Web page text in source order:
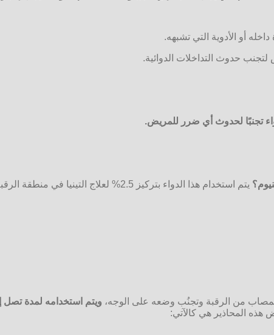
أو الأدوية التي تشبهه.
لتجنب حدوث التداخلات الدوائية.
تجنبًا لحدوث أي ضرر للمريض.
يتم استخدام هذا الدواء بتركيز 2.5% لعلاج التينيا في منطقة الرقبة أو السعفة المبرقشة،
من الرقبة وتجنُب وضعه على الوجه، ويتم استخدامه لمدة تصل
هذه المحاذير هي كالآتي: